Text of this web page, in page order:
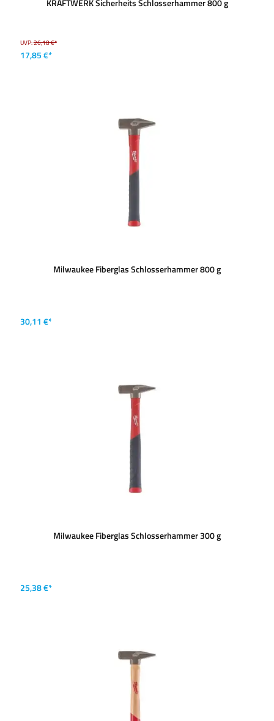
KRAFTWERK Sicherheits Schlosserhammer 800 g
UVP:26,18 €*
17,85 €*
Milwaukee Fiberglas Schlosserhammer 800 g
30,11 €*
Milwaukee Fiberglas Schlosserhammer 300 g
25,38 €*